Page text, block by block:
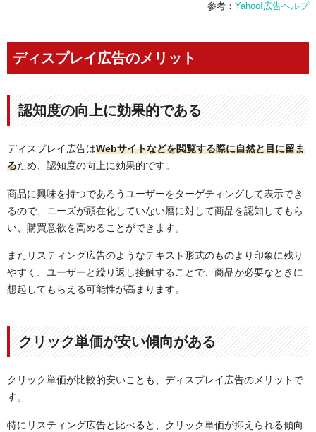
参考： Yahoo!広告ヘルプ
ディスプレイ広告のメリット
認知度の向上に効果的である
ディスプレイ広告はWebサイトなどを閲覧する際に自然と目に留ま
るため、認知度の向上に効果的です。
商品に興味を持つであろうユーザーをターゲティングして表示でき
るので、ニーズが顕在化していない層に対して商品を認知してもら
い、購買意欲を高めることができます。
またリスティング広告のようなテキスト形式のものより印象に残り
やすく、ユーザーと繰り返し接触することで、商品が必要なときに
想起してもらえる可能性が高まります。
クリック単価が安い傾向がある
クリック単価が比較的安いことも、ディスプレイ広告のメリットで
す。
特にリスティング広告と比べると、クリック単価が抑えられる傾向